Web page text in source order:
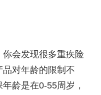
会发现很多重疾险
对年龄的限制不
龄是在0-55周岁，